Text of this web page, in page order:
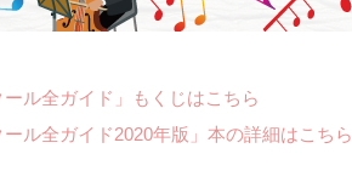
ール全ガイド」もくじはこちら
ール全ガイド2020年版」本の詳細はこちら